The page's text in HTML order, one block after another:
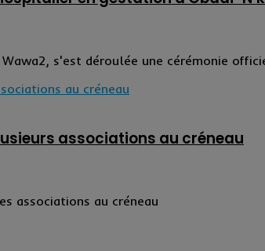
s'est déroulée une cérémonie
associations au créneau
associations au créneau